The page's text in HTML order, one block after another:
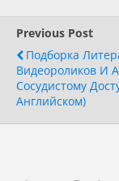
Previous Post
Подборка
Видеороликов И
Сосудистому
Английском)